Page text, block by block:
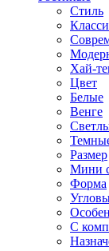
Стиль
Хай-
Цвет
Белые
Венге
Размер
Мини
Форма
С